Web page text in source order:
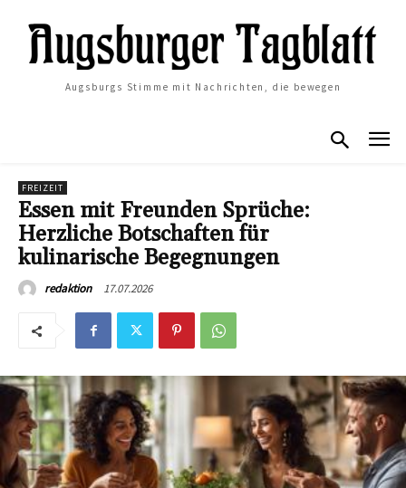
Augsburgs Stimme mit Nachrichten, die bewegen
FREIZEIT
Essen mit Freunden Sprüche:
Herzliche Botschaften für
kulinarische Begegnungen
redaktion 17.07.2026